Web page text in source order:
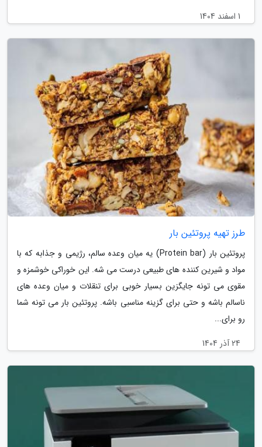
1 اسفند 1404
طرز تهیه پروتئین بار
پروتئین بار (Protein bar) یه میان وعده سالم، رژیمی و جذابه که با
مواد و شیرین کننده های طبیعی درست می شه. این خوراکی خوشمزه و
مقوی می تونه جایگزین بسیار خوبی برای تنقلات و میان وعده های
ناسالم باشه و حتی برای گزینه مناسبی باشه. پروتئین بار می تونه شما
رو برای...
24 آذر 1404